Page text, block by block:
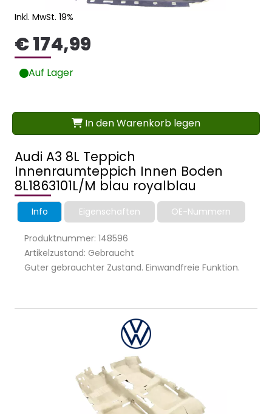
Audi A3 8L Teppich
Innenraumteppich Innen Boden
8L1863101L/M blau royalblau
Info Eigenschaften OE-Nummern
Produktnummer: 148596
Artikelzustand: Gebraucht
Guter gebrauchter Zustand. Einwandfreie Funktion.
Inkl. MwSt. 19%
€ 174,99
Auf Lager
In den Warenkorb legen